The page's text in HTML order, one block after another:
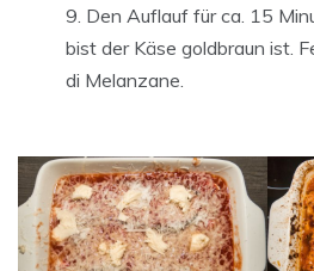
Den Auflauf für ca. 15
bist der Käse goldbraun ist.
di Melanzane.